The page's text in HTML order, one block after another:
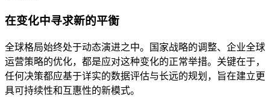
在变化中寻求新的平衡
全球格局始终处于动态演进之中。国家战略的调整、企业全球
运营策略的优化，都是应对这种变化的正常举措。关键在于，
任何决策都应基于详实的数据评估与长远的规划，旨在建立更
具可持续性和互惠性的新模式。